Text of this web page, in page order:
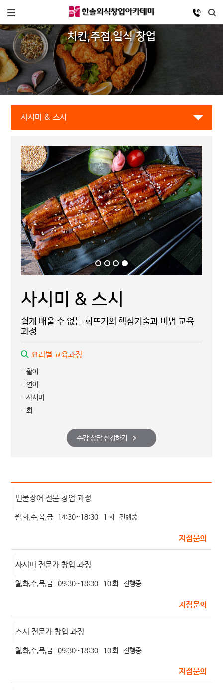
치킨,주점,일식 창업
사시미 & 스시
사시미 & 스시
쉽게 배울 수 없는 회뜨기의 핵심기술과 비법 교육
과정
요리별 교육과정
- 활어
- 연어
- 사시미
- 회
수강 상담 신청하기
민물장어 전문 창업 과정
월,화,수,목,금 14:30~18:30 1 회
지점문의
진행중
사시미 전문가 창업 과정
월,화,수,목,금 09:30~18:30 10 회
지점문의
진행중
스시 전문가 창업 과정
월,화,수,목,금 09:30~18:30 10 회
지점문의
진행중